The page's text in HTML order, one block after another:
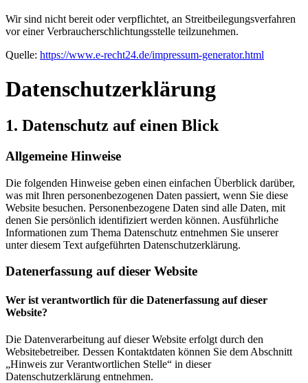
Wir sind nicht bereit oder verpflichtet, an Streitbeilegungsverfahren
vor einer Verbraucherschlichtungsstelle teilzunehmen.
Quelle: https://www.e-recht24.de/impressum-generator.html
Datenschutz­erklärung
1. Datenschutz auf einen Blick
Allgemeine Hinweise
Die folgenden Hinweise geben einen einfachen Überblick darüber,
was mit Ihren personenbezogenen Daten passiert, wenn Sie diese
Website besuchen. Personenbezogene Daten sind alle Daten, mit
denen Sie persönlich identifiziert werden können. Ausführliche
Informationen zum Thema Datenschutz entnehmen Sie unserer
unter diesem Text aufgeführten Datenschutzerklärung.
Datenerfassung auf dieser Website
Wer ist verantwortlich für die Datenerfassung auf dieser
Website?
Die Datenverarbeitung auf dieser Website erfolgt durch den
Websitebetreiber. Dessen Kontaktdaten können Sie dem Abschnitt
„Hinweis zur Verantwortlichen Stelle“ in dieser
Datenschutzerklärung entnehmen.